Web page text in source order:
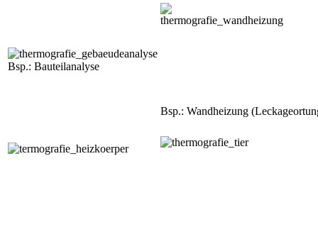
Bsp.: Bauteilanalyse
Bsp.: Wandheizung